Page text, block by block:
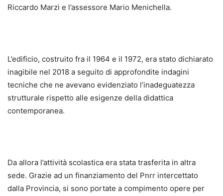
Riccardo Marzi e l’assessore Mario Menichella.
L’edificio, costruito fra il 1964 e il 1972, era stato dichiarato
inagibile nel 2018 a seguito di approfondite indagini
tecniche che ne avevano evidenziato l’inadeguatezza
strutturale rispetto alle esigenze della didattica
contemporanea.
Da allora l’attività scolastica era stata trasferita in altra
sede. Grazie ad un finanziamento del Pnrr intercettato
dalla Provincia, si sono portate a compimento opere per